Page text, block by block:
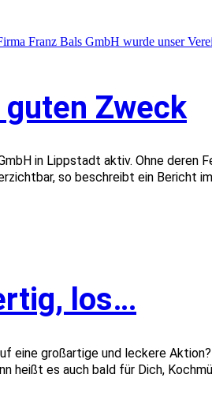
Zweck
in Lippstadt aktiv. Ohne
so beschreibt ein Bericht
los…
eine großartige und leckere
heißt es auch bald für Dich,